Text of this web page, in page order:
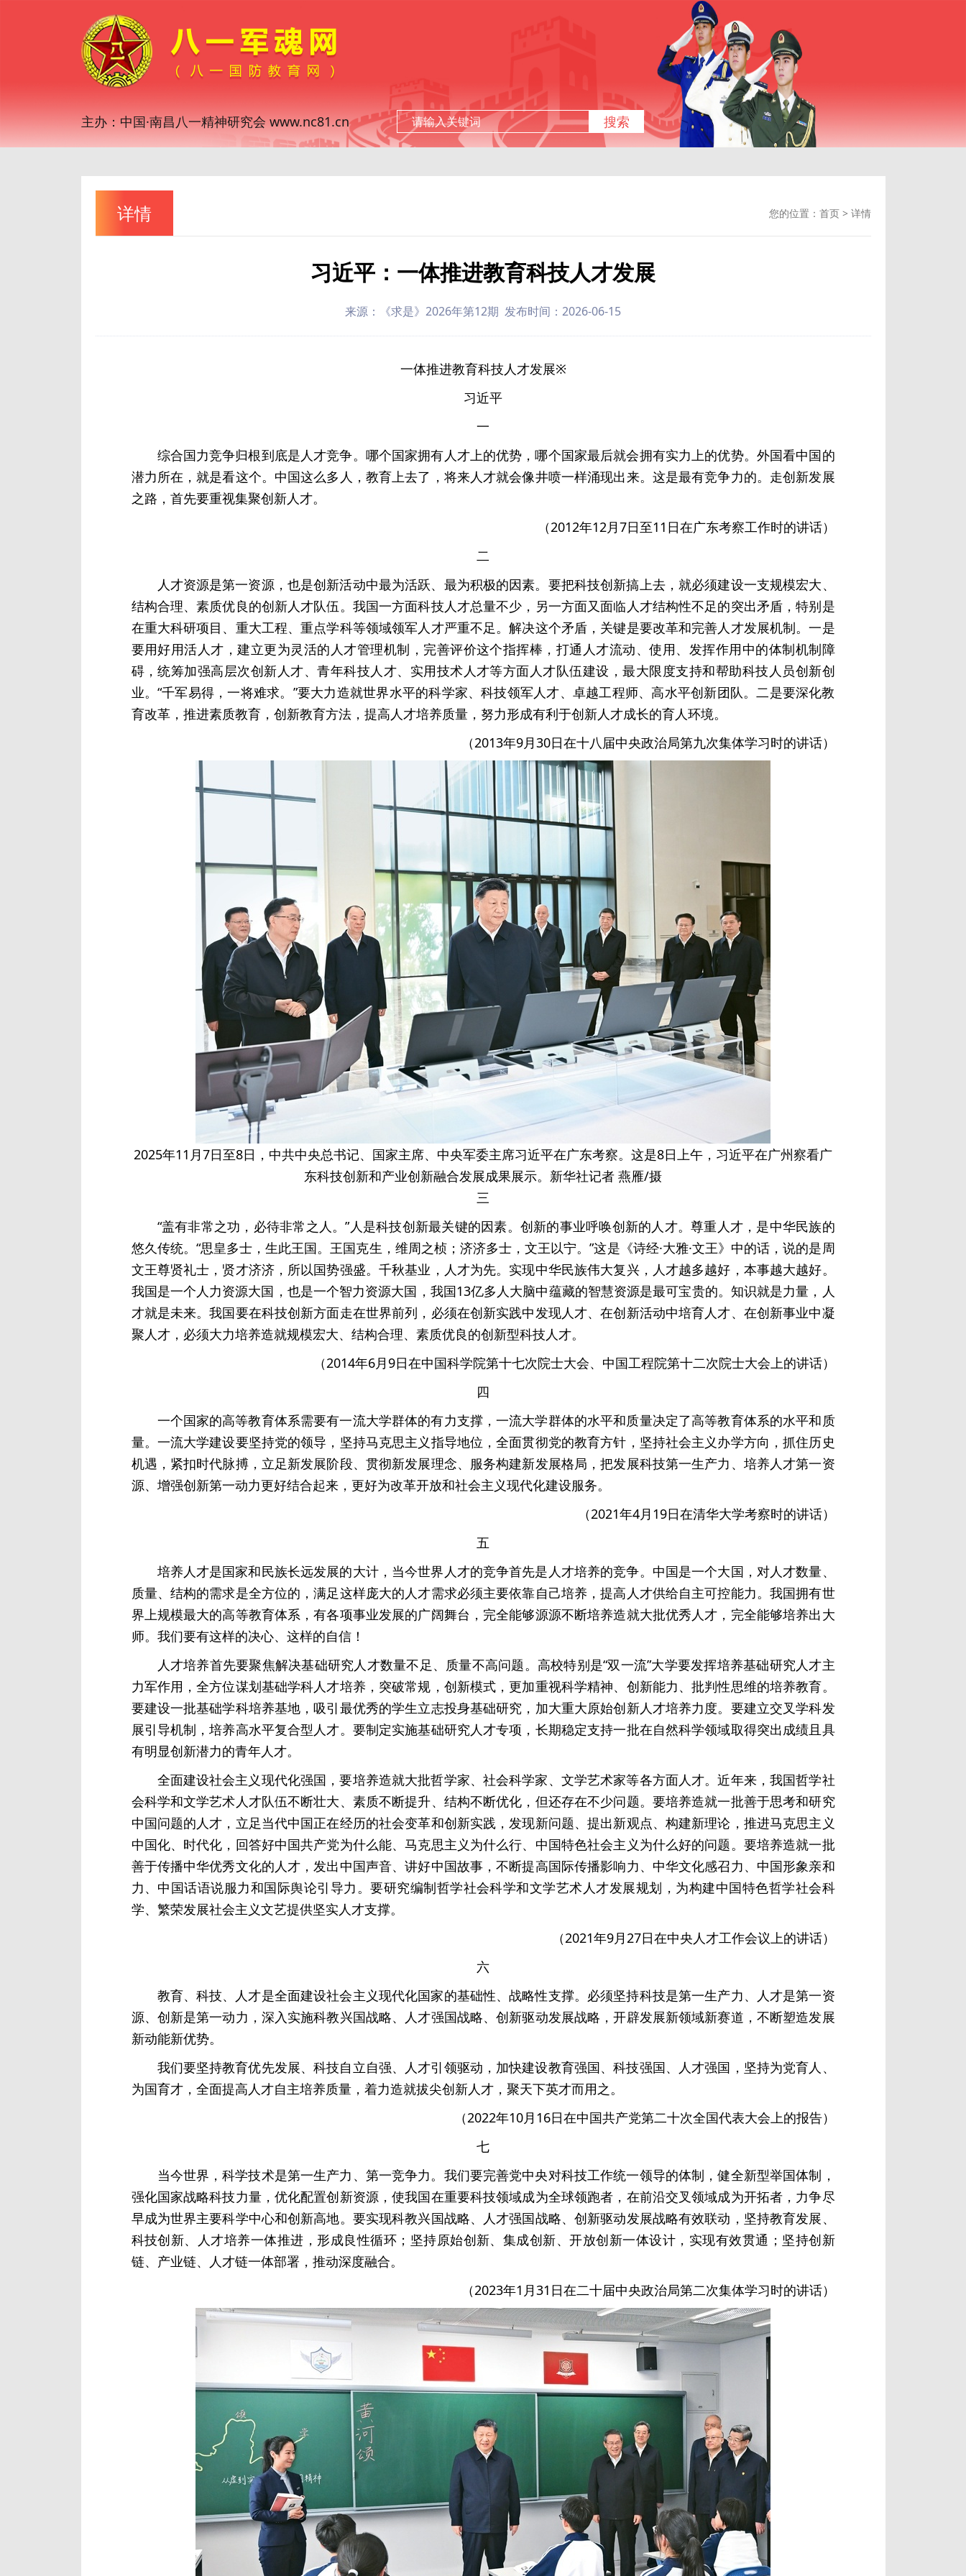
主办：中国·南昌八一精神研究会 www.nc81.cn 搜索
详情 您的位置： 首页> 详情
习近平：一体推进教育科技人才发展
来源：《求是》2026年第12期 发布时间：2026-06-15
一体推进教育科技人才发展※
习近平
一
综合国力竞争归根到底是人才竞争。哪个国家拥有人才上的优势，哪个国家最后就会拥有实力上的优势。外国看中国的
潜力所在，就是看这个。中国这么多人，教育上去了，将来人才就会像井喷一样涌现出来。这是最有竞争力的。走创新发展
之路，首先要重视集聚创新人才。
（2012年12月7日至11日在广东考察工作时的讲话）
二
人才资源是第一资源，也是创新活动中最为活跃、最为积极的因素。要把科技创新搞上去，就必须建设一支规模宏大、
结构合理、素质优良的创新人才队伍。我国一方面科技人才总量不少，另一方面又面临人才结构性不足的突出矛盾，特别是
在重大科研项目、重大工程、重点学科等领域领军人才严重不足。解决这个矛盾，关键是要改革和完善人才发展机制。一是
要用好用活人才，建立更为灵活的人才管理机制，完善评价这个指挥棒，打通人才流动、使用、发挥作用中的体制机制障
碍，统筹加强高层次创新人才、青年科技人才、实用技术人才等方面人才队伍建设，最大限度支持和帮助科技人员创新创
业。“千军易得，一将难求。”要大力造就世界水平的科学家、科技领军人才、卓越工程师、高水平创新团队。二是要深化教
育改革，推进素质教育，创新教育方法，提高人才培养质量，努力形成有利于创新人才成长的育人环境。
（2013年9月30日在十八届中央政治局第九次集体学习时的讲话）
2025年11月7日至8日，中共中央总书记、国家主席、中央军委主席习近平在广东考察。这是8日上午，习近平在广州察看广
东科技创新和产业创新融合发展成果展示。新华社记者 燕雁/摄
三
“盖有非常之功，必待非常之人。”人是科技创新最关键的因素。创新的事业呼唤创新的人才。尊重人才，是中华民族的
悠久传统。“思皇多士，生此王国。王国克生，维周之桢；济济多士，文王以宁。”这是《诗经·大雅·文王》中的话，说的是周
文王尊贤礼士，贤才济济，所以国势强盛。千秋基业，人才为先。实现中华民族伟大复兴，人才越多越好，本事越大越好。
我国是一个人力资源大国，也是一个智力资源大国，我国13亿多人大脑中蕴藏的智慧资源是最可宝贵的。知识就是力量，人
才就是未来。我国要在科技创新方面走在世界前列，必须在创新实践中发现人才、在创新活动中培育人才、在创新事业中凝
聚人才，必须大力培养造就规模宏大、结构合理、素质优良的创新型科技人才。
（2014年6月9日在中国科学院第十七次院士大会、中国工程院第十二次院士大会上的讲话）
四
一个国家的高等教育体系需要有一流大学群体的有力支撑，一流大学群体的水平和质量决定了高等教育体系的水平和质
量。一流大学建设要坚持党的领导，坚持马克思主义指导地位，全面贯彻党的教育方针，坚持社会主义办学方向，抓住历史
机遇，紧扣时代脉搏，立足新发展阶段、贯彻新发展理念、服务构建新发展格局，把发展科技第一生产力、培养人才第一资
源、增强创新第一动力更好结合起来，更好为改革开放和社会主义现代化建设服务。
（2021年4月19日在清华大学考察时的讲话）
五
培养人才是国家和民族长远发展的大计，当今世界人才的竞争首先是人才培养的竞争。中国是一个大国，对人才数量、
质量、结构的需求是全方位的，满足这样庞大的人才需求必须主要依靠自己培养，提高人才供给自主可控能力。我国拥有世
界上规模最大的高等教育体系，有各项事业发展的广阔舞台，完全能够源源不断培养造就大批优秀人才，完全能够培养出大
师。我们要有这样的决心、这样的自信！
人才培养首先要聚焦解决基础研究人才数量不足、质量不高问题。高校特别是“双一流”大学要发挥培养基础研究人才主
力军作用，全方位谋划基础学科人才培养，突破常规，创新模式，更加重视科学精神、创新能力、批判性思维的培养教育。
要建设一批基础学科培养基地，吸引最优秀的学生立志投身基础研究，加大重大原始创新人才培养力度。要建立交叉学科发
展引导机制，培养高水平复合型人才。要制定实施基础研究人才专项，长期稳定支持一批在自然科学领域取得突出成绩且具
有明显创新潜力的青年人才。
全面建设社会主义现代化强国，要培养造就大批哲学家、社会科学家、文学艺术家等各方面人才。近年来，我国哲学社
会科学和文学艺术人才队伍不断壮大、素质不断提升、结构不断优化，但还存在不少问题。要培养造就一批善于思考和研究
中国问题的人才，立足当代中国正在经历的社会变革和创新实践，发现新问题、提出新观点、构建新理论，推进马克思主义
中国化、时代化，回答好中国共产党为什么能、马克思主义为什么行、中国特色社会主义为什么好的问题。要培养造就一批
善于传播中华优秀文化的人才，发出中国声音、讲好中国故事，不断提高国际传播影响力、中华文化感召力、中国形象亲和
力、中国话语说服力和国际舆论引导力。要研究编制哲学社会科学和文学艺术人才发展规划，为构建中国特色哲学社会科
学、繁荣发展社会主义文艺提供坚实人才支撑。
（2021年9月27日在中央人才工作会议上的讲话）
六
教育、科技、人才是全面建设社会主义现代化国家的基础性、战略性支撑。必须坚持科技是第一生产力、人才是第一资
源、创新是第一动力，深入实施科教兴国战略、人才强国战略、创新驱动发展战略，开辟发展新领域新赛道，不断塑造发展
新动能新优势。
我们要坚持教育优先发展、科技自立自强、人才引领驱动，加快建设教育强国、科技强国、人才强国，坚持为党育人、
为国育才，全面提高人才自主培养质量，着力造就拔尖创新人才，聚天下英才而用之。
（2022年10月16日在中国共产党第二十次全国代表大会上的报告）
七
当今世界，科学技术是第一生产力、第一竞争力。我们要完善党中央对科技工作统一领导的体制，健全新型举国体制，
强化国家战略科技力量，优化配置创新资源，使我国在重要科技领域成为全球领跑者，在前沿交叉领域成为开拓者，力争尽
早成为世界主要科学中心和创新高地。要实现科教兴国战略、人才强国战略、创新驱动发展战略有效联动，坚持教育发展、
科技创新、人才培养一体推进，形成良性循环；坚持原始创新、集成创新、开放创新一体设计，实现有效贯通；坚持创新
链、产业链、人才链一体部署，推动深度融合。
（2023年1月31日在二十届中央政治局第二次集体学习时的讲话）